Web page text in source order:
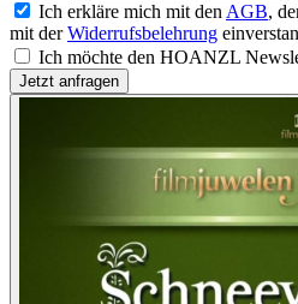
Ich erkläre mich mit den AGB,
mit derWiderrufsbelehrung
Ich möchte den HOANZL